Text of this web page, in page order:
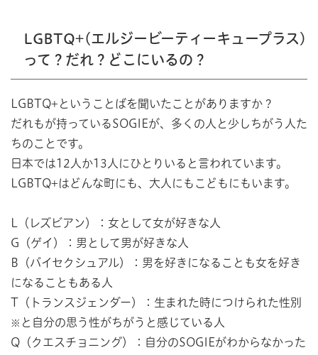
LGBTQ+(エルジービーティーキュープラス)
って？だれ？どこにいるの？
LGBTQ+ということばを聞いたことがありますか？
だれもが持っているSOGIEが、多くの人と少しちがう人た
ちのことです。
日本では12人か13人にひとりいると言われています。
LGBTQ+はどんな町にも、大人にもこどもにもいます。
L（レズビアン）：女として女が好きな人
G（ゲイ）：男として男が好きな人
B（バイセクシュアル）：男を好きになることも女を好き
になることもある人
T（トランスジェンダー）：生まれた時につけられた性別
※ と自分の思う性がちがうと感じている人
Q（クエスチョニング）：自分のSOGIEがわからなかった